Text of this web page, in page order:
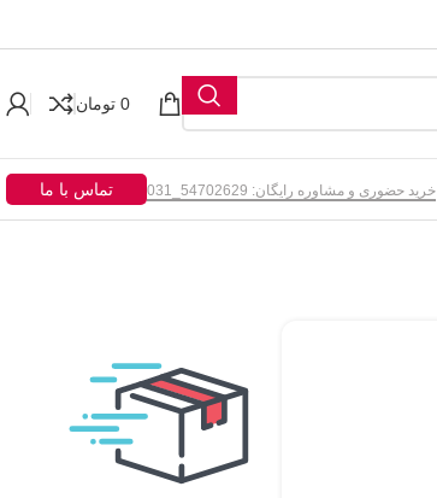
0 تومان
خرید حضوری و مشاوره رایگان: 54702629_031 تماس با ما